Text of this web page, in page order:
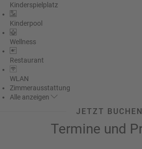
Kinderspielplatz
Kinderpool
Wellness
Restaurant
WLAN
Zimmerausstattung
Alle anzeigen
JETZT BUCHEN
Termine und